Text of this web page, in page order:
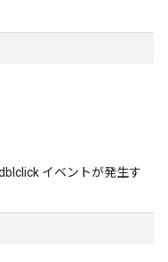
イベントが発生す